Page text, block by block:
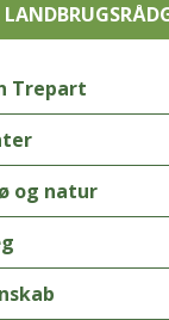
Trepart
og natur